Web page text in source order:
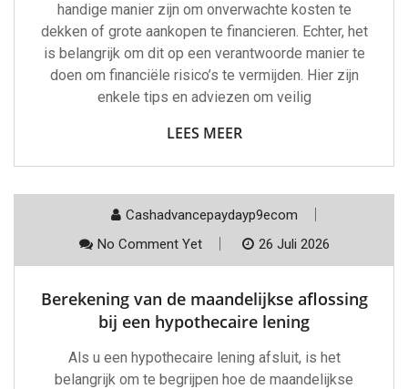
handige manier zijn om onverwachte kosten te
dekken of grote aankopen te financieren. Echter, het
is belangrijk om dit op een verantwoorde manier te
doen om financiële risico’s te vermijden. Hier zijn
enkele tips en adviezen om veilig
LEES MEER
Cashadvancepaydayp9ecom
No Comment Yet
26 Juli 2026
Berekening van de maandelijkse aflossing
bij een hypothecaire lening
Als u een hypothecaire lening afsluit, is het
belangrijk om te begrijpen hoe de maandelijkse